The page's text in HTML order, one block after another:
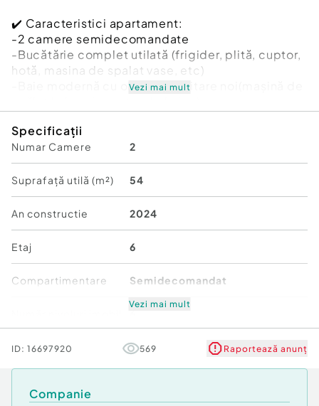
✔️ Caracteristici apartament:
-2 camere semidecomandate
-Bucătărie complet utilată (frigider, plită, cuptor,
hotă, masina de spalat vase, etc)
-Baie modernă cu obiecte sanitare noi(mașină de
-Finisaje premium
-Centrală proprie, încălzire în pardoseală
-Izolație foarte bună → cheltuieli lunare reduse
-Balcon / spațiu exterior cu panorama spre oras
-Parcare disponibilă in zona
???? Localizare:
-Zona Centura – Kaufland Nou
-Acces rapid către supermarketuri, transport,
zone comerciale și rute principale
-Se închiriază pe termen lung
Cod ofertă / ID BLITZ: P159772
Vezi mai mult
Specificații
Numar Camere 2
Suprafață utilă (m²) 54
An constructie 2024
Etaj 6
Compartimentare Semidecomandat
Stare Bună
Vezi mai mult
ID: 16697920 569 Raportează anunț
Companie